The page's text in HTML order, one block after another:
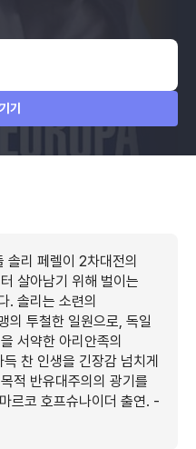
기
솔리 페렐이 2차대전의
살아남기 위해 벌이는
. 솔리는 소련의
의 투철한 일원으로, 독일
서약한 아리안족의
찬 인생을 긴장감 넘치게
적 반유대주의의 광기를
르코 호프슈나이더 출연. -